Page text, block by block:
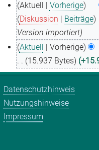
J
n
2
0
2
Aktuell Vorherige
Diskussion
Beiträge
Version importiert
8
.
S
e
p
Aktuell Vorherige
15.937 Bytes
K
e
i
n
Datenschutzhinweis
Nutzungshinweise
Impressum